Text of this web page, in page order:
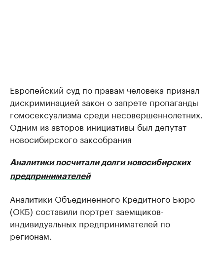
Европейский суд по правам человека признал
дискриминацией закон о запрете пропаганды
гомосексуализма среди несовершеннолетних.
Одним из авторов инициативы был депутат
новосибирского заксобрания
Аналитики посчитали долги новосибирских
предпринимателей
Аналитики Объединенного Кредитного Бюро
(ОКБ) составили портрет заемщиков-
индивидуальных предпринимателей по
регионам.